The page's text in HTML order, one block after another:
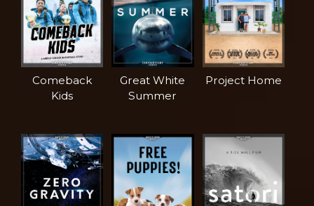
Comeback
Kids
Great White
Summer
Project Home